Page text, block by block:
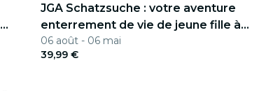
JGA Schatzsuche : votre aventure
enterrement de vie de jeune fille à
Munich
06 août - 06 mai
39,99 €